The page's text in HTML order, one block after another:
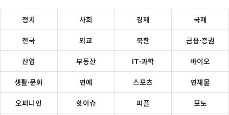
정치 사회 경제 국제
전국 외교 북한 금융·증권
산업 부동산 IT·과학 바이오
생활·문화 연예 스포츠 연재물
오피니언 핫이슈 피플 포토